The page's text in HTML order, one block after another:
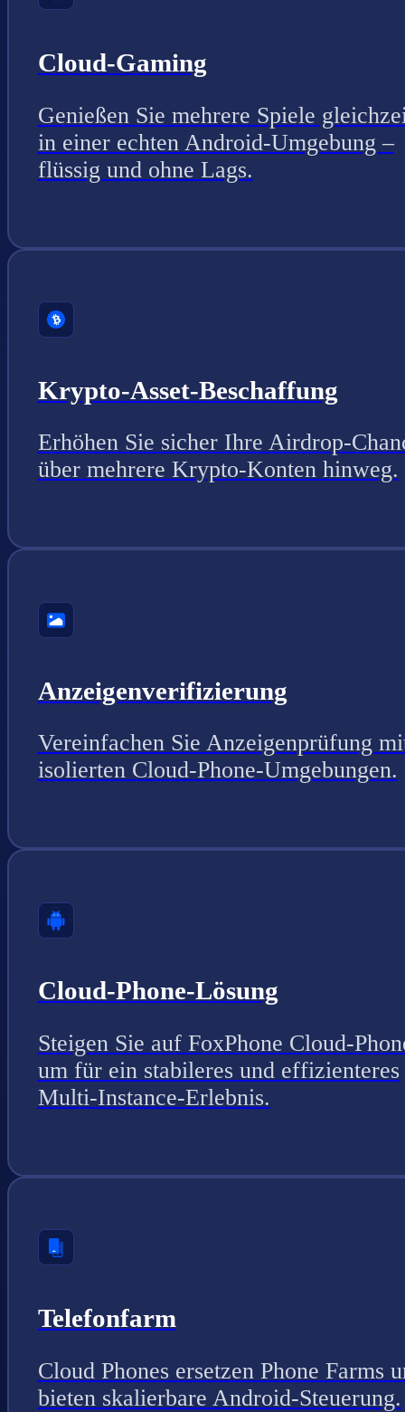
Cloud-Gaming
Genießen Sie mehrere Spiele
in einer echten Android-Umgebung –
flüssig und ohne Lags.
Krypto-Asset-Beschaffung
Erhöhen Sie sicher Ihre Airdrop-
über mehrere Krypto-Konten hinweg.
Anzeigenverifizierung
Vereinfachen Sie Anzeigenprüfung
isolierten Cloud-Phone-Umgebungen.
Cloud-Phone-Lösung
Steigen Sie auf FoxPhone Cloud-
um für ein stabileres und effizienteres
Multi-Instance-Erlebnis.
Telefonfarm
Cloud Phones ersetzen Phone Farms
bieten skalierbare Android-Steuerung.